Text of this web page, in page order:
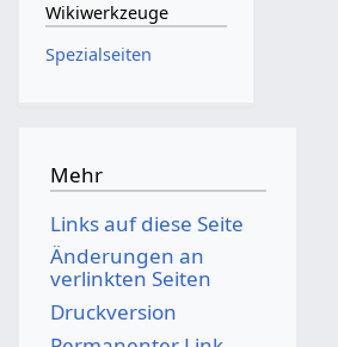
Wikiwerkzeuge
Spezialseiten
Mehr
Links auf diese Seite
Änderungen an
verlinkten Seiten
Druckversion